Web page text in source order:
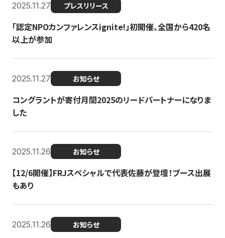
2025.11.27 プレスリリース
「認定NPOカンファレンスignite!」初開催、全国から420名
以上が参加
2025.11.27 お知らせ
コングラントが寄付月間2025のリードパートナーになりま
した
2025.11.26 お知らせ
【12/6開催】FRJスペシャルで代表佐藤が登壇！ブース出展
もあり
2025.11.26 お知らせ